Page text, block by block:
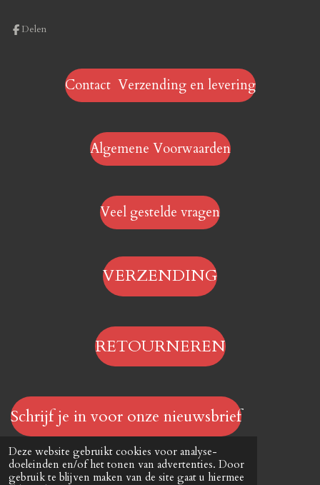
Deze website gebruikt cookies voor analyse-
doeleinden en/of het tonen van advertenties. Door
gebruik te blijven maken van de site gaat u hiermee
Delen
Contact Verzending en levering
Algemene Voorwaarden
Veel gestelde vragen
VERZENDING
RETOURNEREN
Schrijf je in voor onze nieuwsbrief
© 2023 - 2026 Hengelsportwinkel.online
Powered by JouwWeb